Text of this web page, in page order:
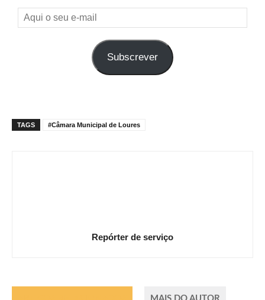
Aqui
o
Subscrever
TAGS #Câmara Municipal de Loures
Repórter de serviço
MAIS DO AUTOR